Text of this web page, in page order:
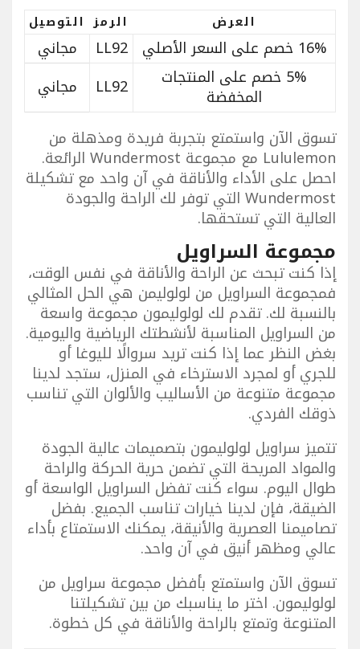
العرض الرمز التوصيل
16% خصم على السعر الأصلي LL92
مجاني
5% خصم على المنتجات
المخفضة LL92
مجاني
تسوق الآن واستمتع بتجربة فريدة ومذهلة من
Lululemon مع مجموعة Wundermost الرائعة.
احصل على الأداء والأناقة في آن واحد مع تشكيلة
Wundermost التي توفر لك الراحة والجودة
العالية التي تستحقها.
مجموعة السراويل
إذا كنت تبحث عن الراحة والأناقة في نفس الوقت،
فمجموعة السراويل من لولوليمن هي الحل المثالي
بالنسبة لك. تقدم لك لولوليمون مجموعة واسعة
من السراويل المناسبة لأنشطتك الرياضية واليومية.
بغض النظر عما إذا كنت تريد سروالًا لليوغا أو
للجري أو لمجرد الاسترخاء في المنزل، ستجد لدينا
مجموعة متنوعة من الأساليب والألوان التي تناسب
ذوقك الفردي.
تتميز سراويل لولوليمون بتصميمات عالية الجودة
والمواد المريحة التي تضمن حرية الحركة والراحة
طوال اليوم. سواء كنت تفضل السراويل الواسعة أو
الضيقة، فإن لدينا خيارات تناسب الجميع. بفضل
تصاميمنا العصرية والأنيقة، يمكنك الاستمتاع بأداء
عالي ومظهر أنيق في آن واحد.
تسوق الآن واستمتع بأفضل مجموعة سراويل من
لولوليمون. اختر ما يناسبك من بين تشكيلتنا
المتنوعة وتمتع بالراحة والأناقة في كل خطوة.